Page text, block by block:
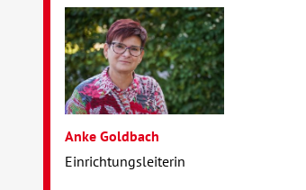
Anke Goldbach
Einrichtungsleiterin